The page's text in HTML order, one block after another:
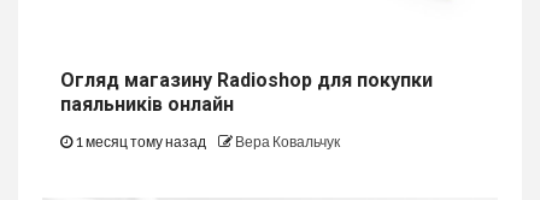
Огляд магазину Radioshop для покупки
паяльників онлайн
1 месяц тому назад Вера Ковальчук